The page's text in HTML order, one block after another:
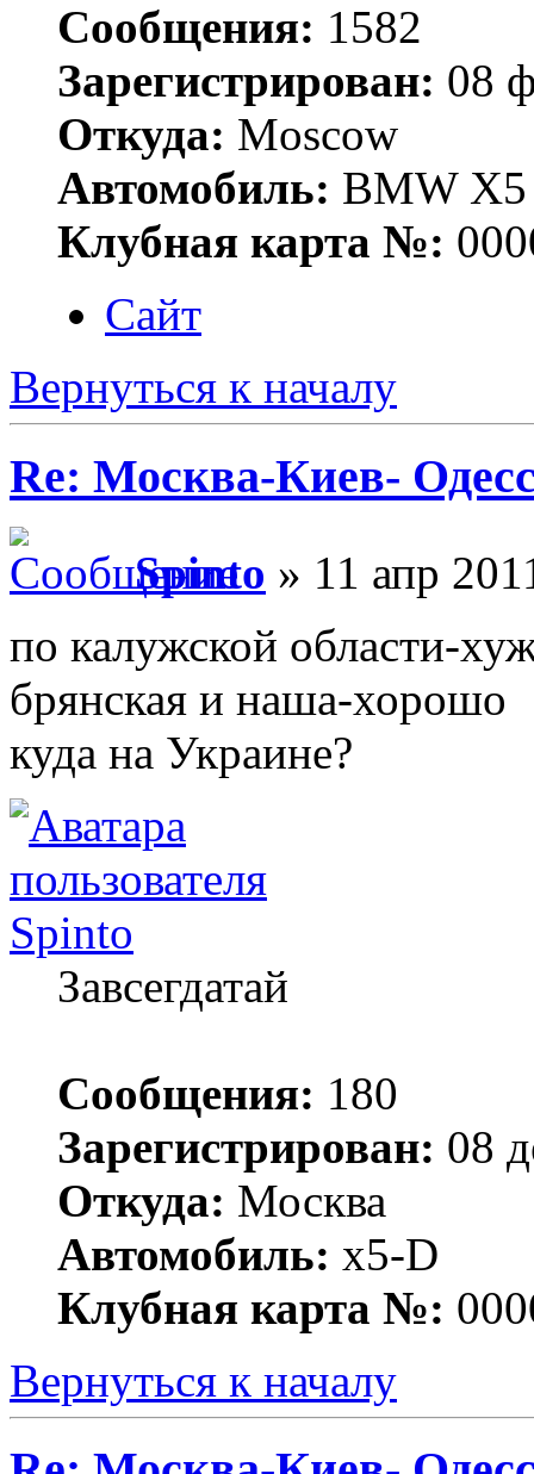
Сообщения: 1582
Зарегистрирован: 08
Откуда: Moscow
Автомобиль: BMW X5
Клубная карта №:
Сайт
Вернуться к началу
Re: Москва-Киев-
Spinto » 11 апр
по калужской области-
брянская и наша-хорошо
куда на Украине?
Spinto
Завсегдатай
Сообщения: 180
Зарегистрирован: 08
Откуда: Москва
Автомобиль: x5-D
Клубная карта №:
Вернуться к началу